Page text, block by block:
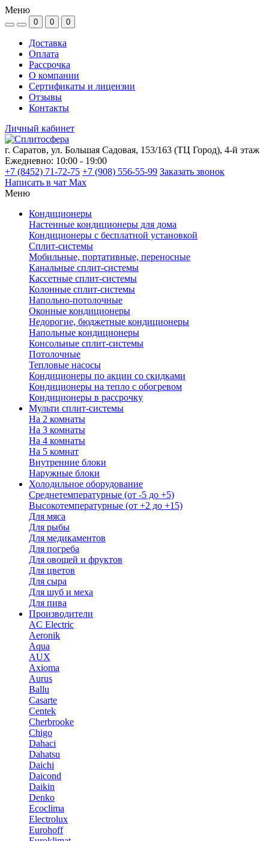
Меню
0 0 0
Доставка
Оплата
Рассрочка
О компании
Сертификаты и лицензии
Отзывы
Контакты
Личный кабинет
г. Саратов, ул. Большая Садовая, 153/163 (ТЦ Город), 4-й этаж
Ежедневно: 10:00 - 19:00
+7 (8452) 71-72-75 +7 (908) 556-55-99 Заказать звонок
Написать в чат Max
Меню
Кондиционеры
Настенные кондиционеры для дома
Кондиционеры с бесплатной установкой
Сплит-системы
Мобильные, портативные, переносные
Канальные сплит-системы
Кассетные сплит-системы
Колонные сплит-системы
Напольно-потолочные
Оконные кондиционеры
Недорогие, бюджетные кондиционеры
Напольные кондиционеры
Консольные сплит-системы
Потолочные
Тепловые насосы
Кондиционеры по акции со скидками
Кондиционеры на тепло с обогревом
Кондиционеры в рассрочку
Мульти сплит-системы
На 2 комнаты
На 3 комнаты
На 4 комнаты
На 5 комнат
Внутренние блоки
Наружные блоки
Холодильное оборудование
Среднетемпературные (от -5 до +5)
Высокотемпературные (от +2 до +15)
Для мяса
Для рыбы
Для медикаментов
Для погреба
Для овощей и фруктов
Для цветов
Для сыра
Для шуб и меха
Для пива
Производители
AC Electric
Aeronik
Aqua
AUX
Axioma
Aurus
Ballu
Casarte
Centek
Cherbrooke
Chigo
Dahaci
Dahatsu
Daichi
Daicond
Daikin
Denko
Ecoclima
Electrolux
Eurohoff